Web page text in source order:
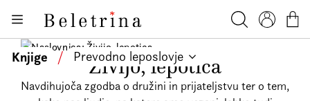
Beletrina
Knjige
Bralniki
Darilni e-boni
Knjige / Prevodno leposlovje
Živijo, lepotica
Navdihujoča zgodba o družini in prijateljstvu ter o tem,